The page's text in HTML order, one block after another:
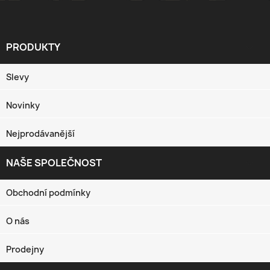
PRODUKTY
Slevy
Novinky
Nejprodávanější
NAŠE SPOLEČNOST
Obchodní podmínky
O nás
Prodejny